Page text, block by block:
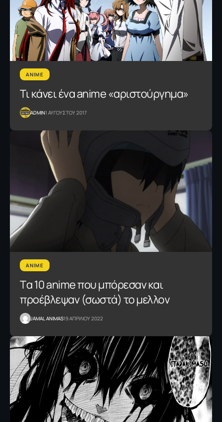
ANIME
Τι κάνει ένα anime «αριστούργημα»
ADMIN1 ΑΥΓΟΥΣΤΟΥ 2017
ANIME
Tα 10 anime που μπόρεσαν και
προέβλεψαν (σωστά) το μελλον
JAMAL ANIMAS19 ΑΠΡΙΛΙΟΥ 2022